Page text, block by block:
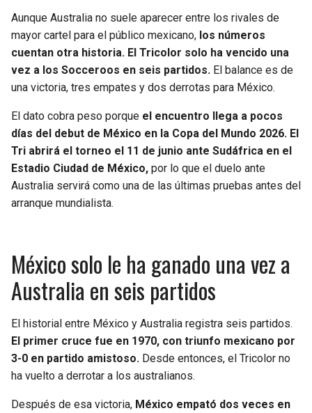
FALCONS
PANTHERS
SAINTS
BUCCANEERS
TRAIL BLAZERS
JAZZ
Aunque Australia no suele aparecer entre los rivales de
mayor cartel para el público mexicano, los números
cuentan otra historia. El Tricolor solo ha vencido una
vez a los Socceroos en seis partidos. El balance es de
una victoria, tres empates y dos derrotas para México.
El dato cobra peso porque el encuentro llega a pocos
días del debut de México en la Copa del Mundo 2026. El
Tri abrirá el torneo el 11 de junio ante Sudáfrica en el
Estadio Ciudad de México, por lo que el duelo ante
Australia servirá como una de las últimas pruebas antes del
arranque mundialista.
México solo le ha ganado una vez a
Australia en seis partidos
El historial entre México y Australia registra seis partidos.
El primer cruce fue en 1970, con triunfo mexicano por
3-0 en partido amistoso. Desde entonces, el Tricolor no
ha vuelto a derrotar a los australianos.
Después de esa victoria, México empató dos veces en